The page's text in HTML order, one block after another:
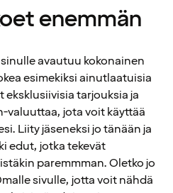
enemmän
avautuu kokonainen
esimekiksi ainutlaatuisia
tarjouksia ja
valuuttaa, jota voit käyttää
Liity jäseneksi jo tänään ja
edut, jotka tekevät
paremmman. Oletko jo
sivulle, jotta voit nähdä